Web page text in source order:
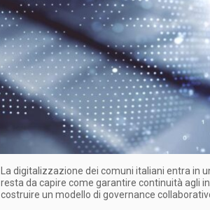
La digitalizzazione dei comuni italiani entra in
resta da capire come garantire continuità agli
costruire un modello di governance